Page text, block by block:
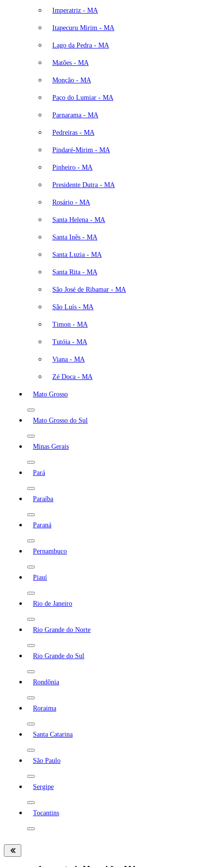
Imperatriz - MA
Itapecuru Mirim - MA
Lago da Pedra - MA
Matões - MA
Monção - MA
Paço do Lumiar - MA
Parnarama - MA
Pedreiras - MA
Pindaré-Mirim - MA
Pinheiro - MA
Presidente Dutra - MA
Rosário - MA
Santa Helena - MA
Santa Inês - MA
Santa Luzia - MA
Santa Rita - MA
São José de Ribamar - MA
São Luís - MA
Timon - MA
Tutóia - MA
Viana - MA
Zé Doca - MA
Mato Grosso
Mato Grosso do Sul
Minas Gerais
Pará
Paraíba
Paraná
Pernambuco
Piauí
Rio de Janeiro
Rio Grande do Norte
Rio Grande do Sul
Rondônia
Roraima
Santa Catarina
São Paulo
Sergipe
Tocantins